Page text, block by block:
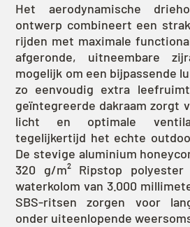
Het aerodynamische
ontwerp combineert een
rijden met maximale
afgeronde, uitneembare
mogelijk om een bijpassende
zo eenvoudig extra
geïntegreerde dakraam zorgt
licht en optimale
tegelijkertijd het echte
De stevige aluminium
320 g/m² Ripstop
waterkolom van 3.000
SBS-ritsen zorgen voor
onder uiteenlopende